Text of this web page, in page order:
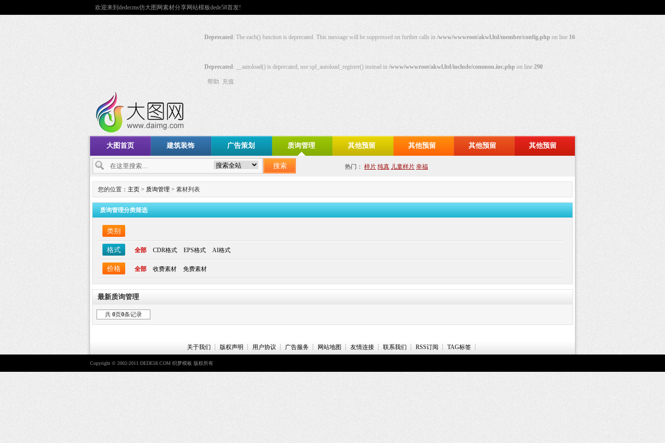
欢迎来到dedecms仿大图网素材分享网站模板dede58首发!
Deprecated : The each() function is deprecated. This message will be suppressed on further calls in /www/wwwroot/akwl.ltd/member/config.php on line 16
Deprecated : __autoload() is deprecated, use spl_autoload_register() instead in /www/wwwroot/akwl.ltd/include/common.inc.php on line 290
帮助 充值
大图首页 建筑装饰 广告策划 质询管理 其他预留 其他预留 其他预留 其他预留
热门： 样片 纯真 儿童样片 幸福
您的位置： 主页 > 质询管理 > 素材列表
质询管理分类筛选
类别
格式 全部 CDR格式 EPS格式 AI格式
价格 全部 收费素材 免费素材
最新质询管理
共 0页0条记录
关于我们 ┆ 版权声明 ┆ 用户协议 ┆ 广告服务┆ 网站地图 ┆ 友情连接┆ 联系我们 ┆ RSS订阅 ┆ TAG标签┆
Copyright © 2002-2011 DEDE58.COM 织梦模板 版权所有